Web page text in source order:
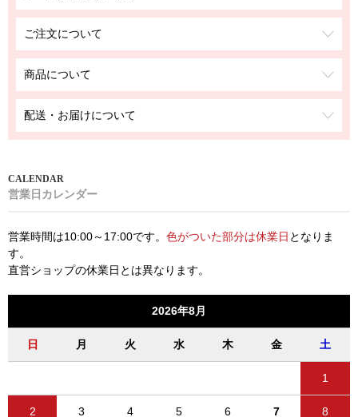
ご注文について
商品について
配送・お届けについて
営業日カレンダー
営業時間は10:00～17:00です。 色がついた部分は休業日 となりま
す。
直営ショップの休業日とは異なります。
2026年8月
日 月 火 水 木 金 土
1
2 3 4 5 6 7 8